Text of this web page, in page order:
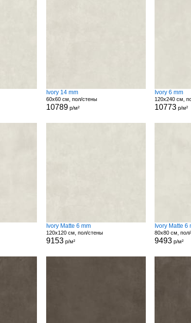
Ivory 14 mm
60x60 см, пол/стены
10789р/м²
Ivory 6 mm
120x240 см,
10773 р/м²
Ivory Matte 6 mm
120x120 см, пол/стены
9153р/м²
Ivory Matte 6
80x80 см,
9493 р/м²